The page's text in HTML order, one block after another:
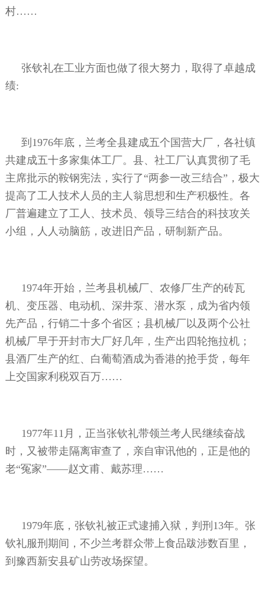
村……
张钦礼在工业方面也做了很大努力，取得了卓越成
绩:
到1976年底，兰考全县建成五个国营大厂，各社镇
共建成五十多家集体工厂。县、社工厂认真贯彻了毛
主席批示的鞍钢宪法，实行了“两参一改三结合”，极大
提高了工人技术人员的主人翁思想和生产积极性。各
厂普遍建立了工人、技术员、领导三结合的科技攻关
小组，人人动脑筋，改进旧产品，研制新产品。
1974年开始，兰考县机械厂、农修厂生产的砖瓦
机、变压器、电动机、深井泵、潜水泵，成为省内领
先产品，行销二十多个省区；县机械厂以及两个公社
机械厂早于开封市大厂好几年，生产出四轮拖拉机；
县酒厂生产的红、白葡萄酒成为香港的抢手货，每年
上交国家利税双百万……
1977年11月，正当张钦礼带领兰考人民继续奋战
时，又被带走隔离审查了，亲自审讯他的，正是他的
老“冤家”——赵文甫、戴苏理……
1979年底，张钦礼被正式逮捕入狱，判刑13年。张
钦礼服刑期间，不少兰考群众带上食品跋涉数百里，
到豫西新安县矿山劳改场探望。